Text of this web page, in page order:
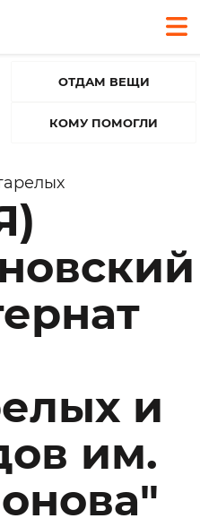
ОТДАМ ВЕЩИ
КОМУ ПОМОГЛИ
и
им.